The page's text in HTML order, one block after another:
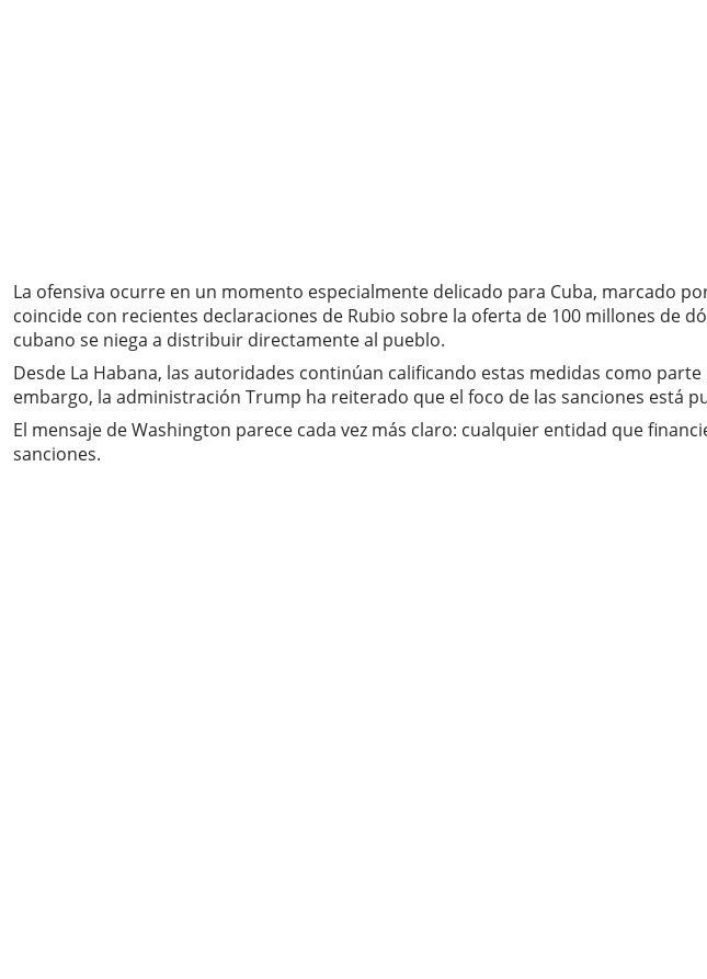
La ofensiva ocurre en un momento especialmente delicado para Cuba, marcado
coincide con recientes declaraciones de Rubio sobre la oferta de 100 millones
cubano se niega a distribuir directamente al pueblo.
Desde La Habana, las autoridades continúan calificando estas medidas como
embargo, la administración Trump ha reiterado que el foco de las sanciones está
El mensaje de Washington parece cada vez más claro: cualquier entidad que
sanciones.